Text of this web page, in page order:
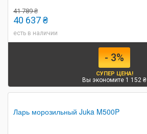
41 789 ₴
40 637 ₴
есть в наличии
- 3%
СУПЕР ЦЕНА!
Вы экономите 1 152 ₴
Ларь морозильный Juka M500P